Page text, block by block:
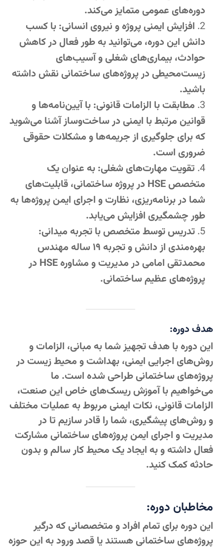
دوره‌های عمومی متمایز می‌کند.
افزایش ایمنی پروژه و نیروی انسانی: با کسب
دانش این دوره، می‌توانید به طور فعال در کاهش
حوادث، بیماری‌های شغلی و آسیب‌های
زیست‌محیطی در پروژه‌های ساختمانی نقش داشته
باشید.
مطابقت با الزامات قانونی: با آیین‌نامه‌ها و
قوانین مرتبط با ایمنی در ساخت‌وساز آشنا می‌شوید
که برای جلوگیری از جریمه‌ها و مشکلات حقوقی
ضروری است.
تقویت مهارت‌های شغلی: به عنوان یک
متخصص HSE در پروژه ساختمانی، قابلیت‌های
شما در برنامه‌ریزی، نظارت و اجرای ایمن پروژه‌ها به
طور چشمگیری افزایش می‌یابد.
تدریس توسط متخصص با تجربه میدانی:
بهره‌مندی از دانش و تجربه ۱۹ ساله مهندس
محمدتقی امامی در مدیریت و مشاوره HSE در
پروژه‌های عظیم ساختمانی.
هدف دوره:
این دوره با هدف تجهیز شما به مبانی، الزامات و
روش‌های اجرایی ایمنی، بهداشت و محیط زیست در
پروژه‌های ساختمانی طراحی شده است. ما
می‌خواهیم با آموزش ریسک‌های خاص این صنعت،
الزامات قانونی، نکات ایمنی مربوط به عملیات مختلف
و روش‌های پیشگیری، شما را قادر سازیم تا در
مدیریت و اجرای ایمن پروژه‌های ساختمانی مشارکت
فعال داشته و به ایجاد یک محیط کار سالم و بدون
حادثه کمک کنید.
مخاطبان دوره:
این دوره برای تمام افراد و متخصصانی که درگیر
پروژه‌های ساختمانی هستند یا قصد ورود به این حوزه